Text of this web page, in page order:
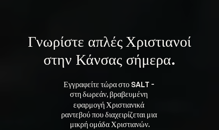
Γνωρίστε απλές Χριστιανοί
στην Κάνσας σήμερα.
Εγγραφείτε τώρα στο SALT -
στη δωρεάν, βραβευμένη
εφαρμογή Χριστιανικά
ραντεβού που διαχειρίζεται μια
μικρή ομάδα Χριστιανών.